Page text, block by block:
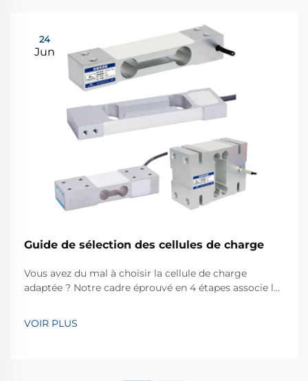
24
Jun
Guide de sélection des cellules de charge
Vous avez du mal à choisir la cellule de charge
adaptée ? Notre cadre éprouvé en 4 étapes associe le
mesure. Obtenez dès maintenant des critères d’expert
VOIR PLUS